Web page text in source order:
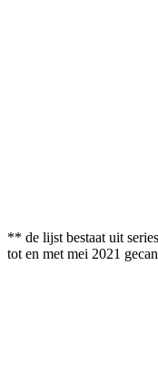
** de lijst bestaat uit
tot en met mei 2021